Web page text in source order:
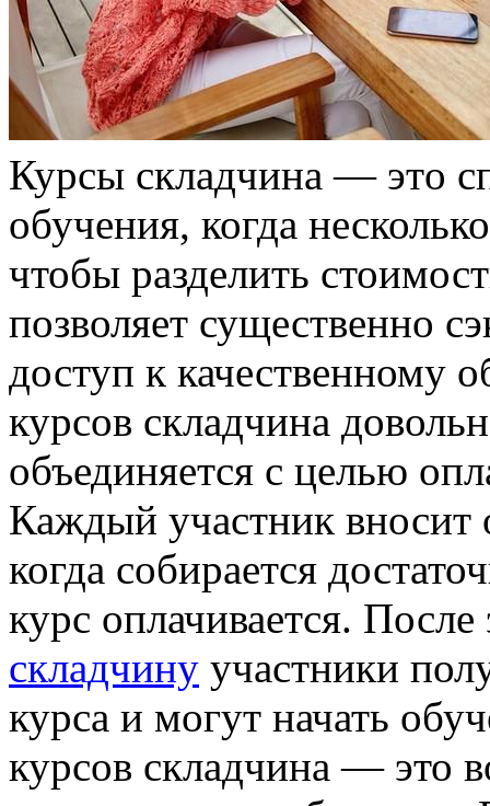
Курсы склaдчинa — этo
обучения, когда
чтобы разделить
позволяет существенно
доступ к качественному
курсов складчина
объединяется с целью
Каждый участник вносит
когда собирается
курс оплачивается. После
складчину участники
курса и могут начать
курсов складчина — это